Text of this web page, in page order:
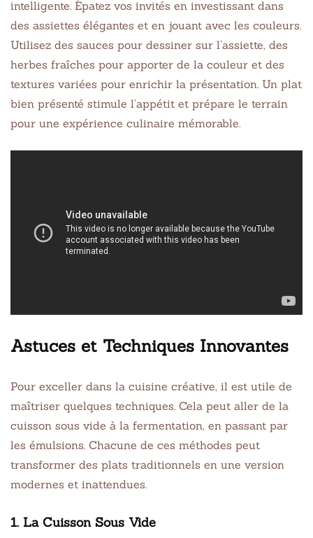
intelligente. Épatez vos invités en investissant dans
des assiettes élégantes et en jouant avec les couleurs.
Utilisez des sauces pour dessiner sur l’assiette, des
herbes fraîches pour apporter de la couleur et des
textures variées pour enrichir la présentation. Un plat
bien présenté stimule l’appétit et prépare le terrain
pour une expérience culinaire mémorable.
Astuces et Techniques Innovantes
Pour exceller dans la cuisine créative, il est utile de
maîtriser quelques techniques. Cela peut aller de la
cuisson sous vide à la fermentation, en passant par
les émulsions. Chacune de ces méthodes peut
transformer des plats traditionnels en une version
modernes et inattendues.
1. La Cuisson Sous Vide